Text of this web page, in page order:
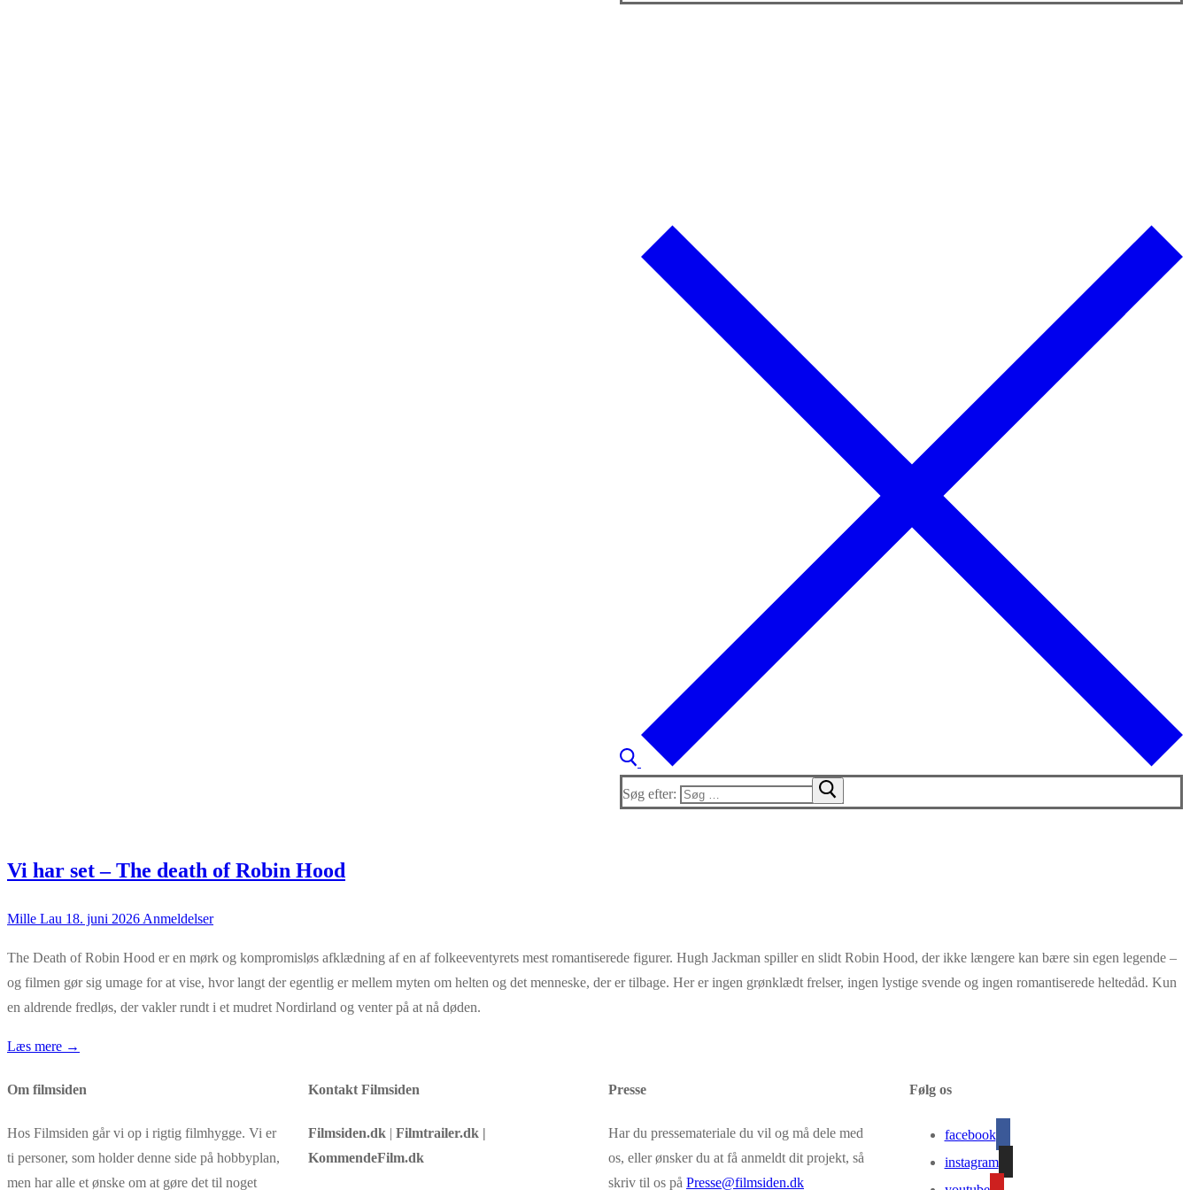
Søg efter:
Vi har set – The death of Robin Hood
Mille Lau 18. juni 2026 Anmeldelser
The Death of Robin Hood er en mørk og kompromisløs afklædning af en af folkeeventyrets mest romantiserede figurer. Hugh Jackman spiller en slidt Robin Hood, der ikke længere kan bære sin egen legende –
og filmen gør sig umage for at vise, hvor langt der egentlig er mellem myten om helten og det menneske, der er tilbage. Her er ingen grønklædt frelser, ingen lystige svende og ingen romantiserede heltedåd. Kun
en aldrende fredløs, der vakler rundt i et mudret Nordirland og venter på at nå døden.
Læs mere →
Om filmsiden
Hos Filmsiden går vi op i rigtig filmhygge. Vi er
ti personer, som holder denne side på hobbyplan,
men har alle et ønske om at gøre det til noget
Kontakt Filmsiden
Filmsiden.dk | Filmtrailer.dk |
KommendeFilm.dk
Presse
Har du pressemateriale du vil og må dele med
os, eller ønsker du at få anmeldt dit projekt, så
skriv til os på Presse@filmsiden.dk
Følg os
facebook
instagram